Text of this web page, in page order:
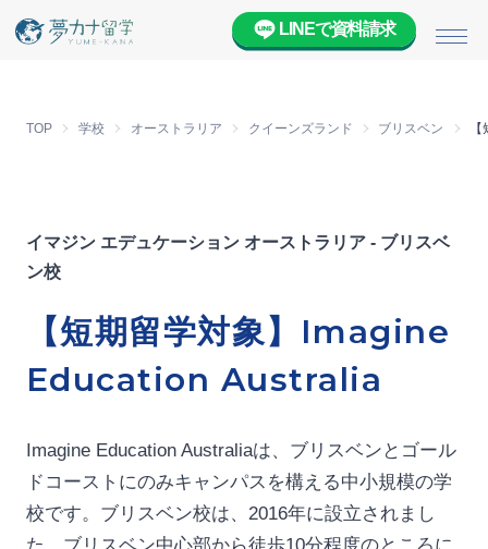
メ
LINEで資料請求
TOP 学校 オーストラリア クイーンズランド ブリスベン
イマジン エデュケーション オーストラリア - ブリスベ
ン校
【短期留学対象】Imagine
Education Australia
Imagine Education Australiaは、ブリスベンとゴール
ドコーストにのみキャンパスを構える中小規模の学
校です。ブリスベン校は、2016年に設立されまし
た。ブリスベン中心部から徒歩10分程度のところに